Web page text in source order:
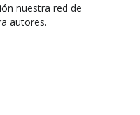
nuestra red de
autores.